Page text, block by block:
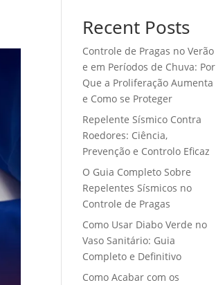
Recent Posts
Controle de Pragas no Verão
e em Períodos de Chuva: Por
Que a Proliferação Aumenta
e Como se Proteger
Repelente Sísmico Contra
Roedores: Ciência,
Prevenção e Controlo Eficaz
O Guia Completo Sobre
Repelentes Sísmicos no
Controle de Pragas
Como Usar Diabo Verde no
Vaso Sanitário: Guia
Completo e Definitivo
Como Acabar com os